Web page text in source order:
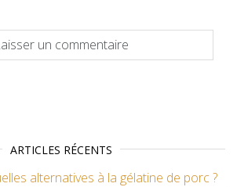
ARTICLES RÉCENTS
alternatives à la gélatine de porc ?